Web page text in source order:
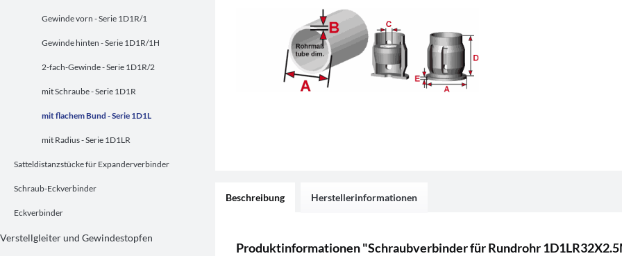
Gewinde vorn - Serie 1D1R/1
Gewinde hinten - Serie 1D1R/1H
2-fach-Gewinde - Serie 1D1R/2
mit Schraube - Serie 1D1R
mit flachem Bund - Serie 1D1L
mit Radius - Serie 1D1LR
Satteldistanzstücke für Expanderverbinder
Schraub-Eckverbinder
Eckverbinder
Verstellgleiter und Gewindestopfen
Beschreibung Herstellerinformationen
Produktinformationen "Schraubverbinder für Rundrohr